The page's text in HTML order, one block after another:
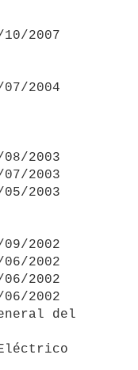
2007
2004
2003
2003
2003
2002
2002
2002
2002
del